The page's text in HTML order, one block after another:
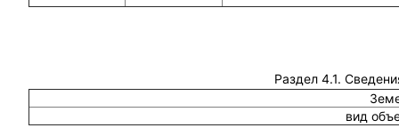
Раздел 4.1.
вид